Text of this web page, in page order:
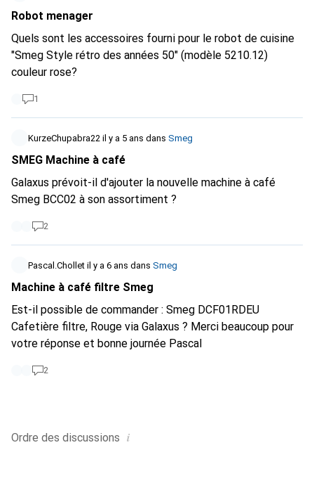
Robot menager
Quels sont les accessoires fourni pour le robot de cuisine
"Smeg Style rétro des années 50" (modèle 5210.12)
couleur rose?
1
KurzeChupabra22 il y a 5 ans dans Smeg
SMEG Machine à café
Galaxus prévoit-il d'ajouter la nouvelle machine à café
Smeg BCC02 à son assortiment ?
2
Pascal.Chollet il y a 6 ans dans Smeg
Machine à café filtre Smeg
Est-il possible de commander : Smeg DCF01RDEU
Cafetière filtre, Rouge via Galaxus ? Merci beaucoup pour
votre réponse et bonne journée Pascal
2
Ordre des discussions i